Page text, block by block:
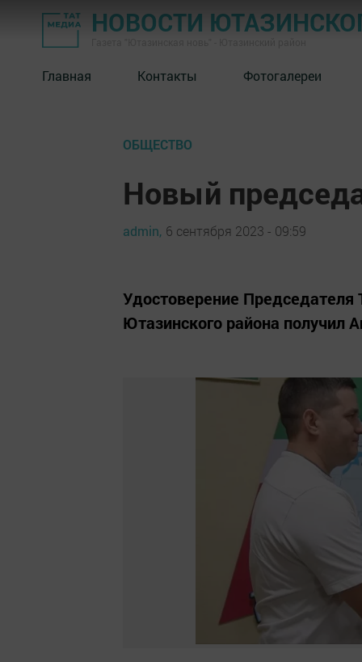
НОВОСТИ
Главная Контакты Фотогалереи
ОБЩЕСТВО
Новый
admin, 6 сентября 2023 - 09:59
Удостоверение Председателя
Ютазинского района получил